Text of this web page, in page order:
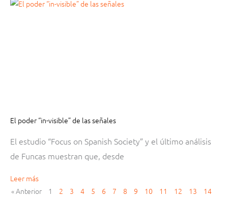
El poder “in-visible” de las señales
El estudio “Focus on Spanish Society” y el último análisis
de Funcas muestran que, desde
Leer más
« Anterior
1 2 3 4 5 6 7 8 9 10 11 12 13
14